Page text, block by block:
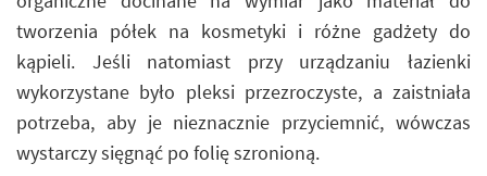
tworzenia półek na kosmetyki i różne gadżety do
kąpieli. Jeśli natomiast przy urządzaniu łazienki
wykorzystane było pleksi przezroczyste, a zaistniała
potrzeba, aby je nieznacznie przyciemnić, wówczas
wystarczy sięgnąć po folię szronioną.